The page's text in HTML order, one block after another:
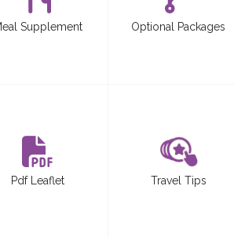
Supplement Optional Packages
Pdf Leaflet Travel Tips